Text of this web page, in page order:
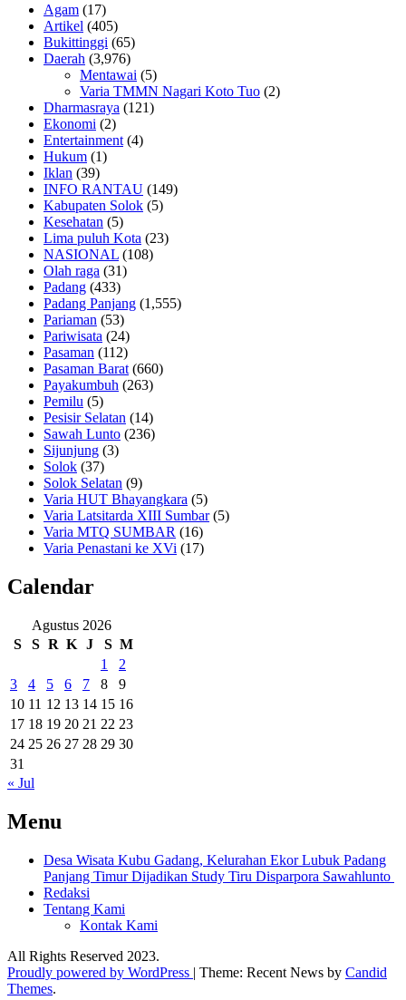
Agam (17)
Artikel (405)
Bukittinggi (65)
Daerah (3,976)
Mentawai (5)
Varia TMMN Nagari Koto Tuo (2)
Dharmasraya (121)
Ekonomi (2)
Entertainment (4)
Hukum (1)
Iklan (39)
INFO RANTAU (149)
Kabupaten Solok (5)
Kesehatan (5)
Lima puluh Kota (23)
NASIONAL (108)
Olah raga (31)
Padang (433)
Padang Panjang (1,555)
Pariaman (53)
Pariwisata (24)
Pasaman (112)
Pasaman Barat (660)
Payakumbuh (263)
Pemilu (5)
Pesisir Selatan (14)
Sawah Lunto (236)
Sijunjung (3)
Solok (37)
Solok Selatan (9)
Varia HUT Bhayangkara (5)
Varia Latsitarda XIII Sumbar(5)
Varia MTQ SUMBAR (16)
Varia Penastani ke XVi (17)
Calendar
Agustus 2026
S
S R K J S M
1
2
3
4 5 6 7 8
9
10 11 12 13 14 15 16
17 18 19 20 21 22 23
24 25 26 27 28 29 30
31
« Jul
Menu
Desa Wisata Kubu Gadang, Kelurahan Ekor Lubuk Padang
Panjang Timur Dijadikan Study Tiru Disparpora Sawahlunto
Redaksi
Tentang Kami
Kontak Kami
All Rights Reserved 2023.
Proudly powered by WordPress | Theme: Recent News by Candid
Themes.